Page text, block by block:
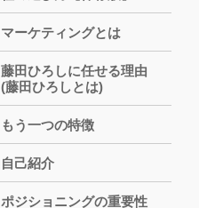
マーケティングとは
藤田ひろしに任せる理由
(藤田ひろしとは)
もう一つの特徴
自己紹介
ポジショニングの重要性